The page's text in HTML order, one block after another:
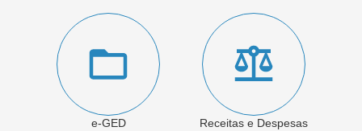
e-GED Receitas e Despesas